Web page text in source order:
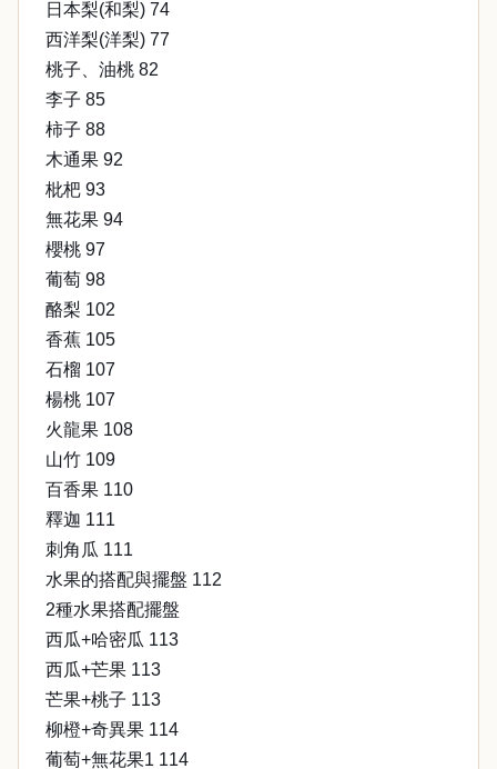
日本梨(和梨) 74
西洋梨(洋梨) 77
桃子、油桃 82
李子 85
柿子 88
木通果 92
枇杷 93
無花果 94
櫻桃 97
葡萄 98
酪梨 102
香蕉 105
石榴 107
楊桃 107
火龍果 108
山竹 109
百香果 110
釋迦 111
刺角瓜 111
水果的搭配與擺盤 112
2種水果搭配擺盤
西瓜+哈密瓜 113
西瓜+芒果 113
芒果+桃子 113
柳橙+奇異果 114
葡萄+無花果1 114